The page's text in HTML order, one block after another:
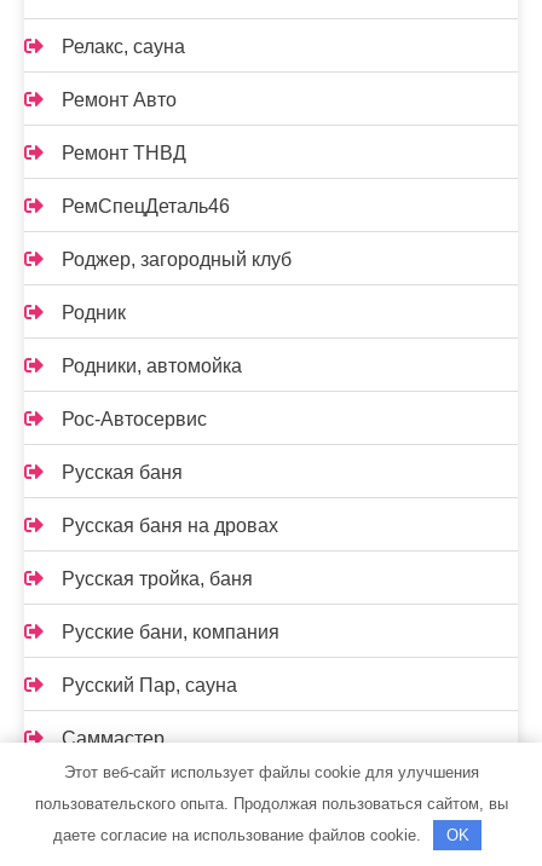
Релакс, сауна
Ремонт Авто
Ремонт ТНВД
РемСпецДеталь46
Роджер, загородный клуб
Родник
Родники, автомойка
Рос-Автосервис
Русская баня
Русская баня на дровах
Русская тройка, баня
Русские бани, компания
Русский Пар, сауна
Саммастер
Сауна
Этот веб-сайт использует файлы cookie для улучшения
пользовательского опыта. Продолжая пользоваться сайтом, вы
даете согласие на использование файлов cookie.
OK